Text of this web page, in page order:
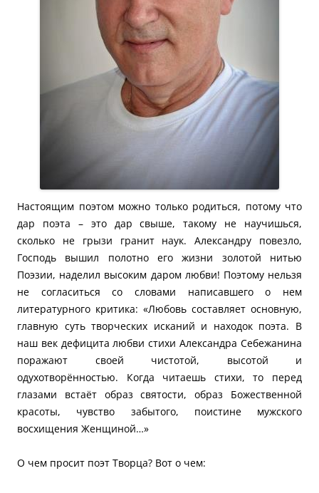
Настоящим поэтом можно только родиться, потому что
дар поэта – это дар свыше, такому не научишься,
сколько не грызи гранит наук. Александру повезло,
Господь вышил полотно его жизни золотой нитью
Поэзии, наделил высоким даром любви! Поэтому нельзя
не согласиться со словами написавшего о нем
литературного критика: «Любовь составляет основную,
главную суть творческих исканий и находок поэта. В
наш век дефицита любви стихи Александра Себежанина
поражают своей чистотой, высотой и
одухотворённостью. Когда читаешь стихи, то перед
глазами встаёт образ святости, образ Божественной
красоты, чувство забытого, поистине мужского
восхищения Женщиной…»
О чем просит поэт Творца? Вот о чем: